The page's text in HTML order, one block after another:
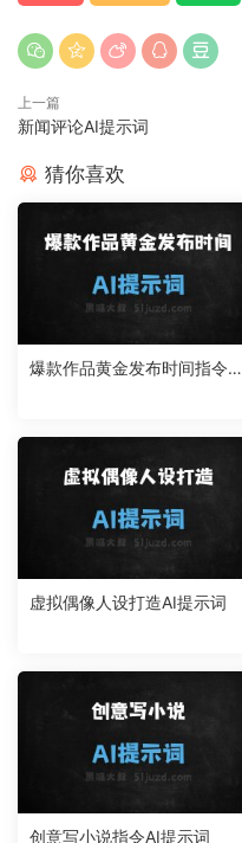
上一篇
新闻评论AI提示词
猜你喜欢
爆款作品黄金发布时间指令AI
虚拟偶像人设打造AI提示词
创意写小说指令AI提示词